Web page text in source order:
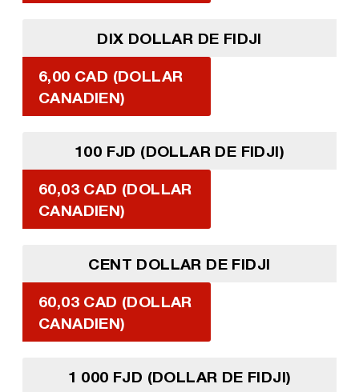
DIX DOLLAR DE FIDJI
6,00 CAD (DOLLAR
CANADIEN)
100 FJD (DOLLAR DE FIDJI)
60,03 CAD (DOLLAR
CANADIEN)
CENT DOLLAR DE FIDJI
60,03 CAD (DOLLAR
CANADIEN)
1 000 FJD (DOLLAR DE FIDJI)